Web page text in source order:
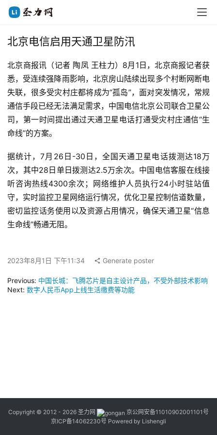
北京电信启用天通卫星防汛
北京商报讯（记者 陶凤 王柱力）8月1日，北京商报记者获
悉，受连续强降雨影响，北京房山陆续出现多个村断网断电
失联，很多受灾村庄都将成为“孤岛”，面对突发情况，常规
通信手段已经无法满足需求，中国电信北京公司联合卫星公
司，第一时间提出通过天通卫星电话打通受灾村庄通信“生
命线”的方案。
据统计，7月26日-30日，全国天通卫星电话拨测达18万
次，其中28日单日拨测达2.5万余次。中国电信客服在线接
听咨询热线4300余次；网络维护人员执行24小时驻站值
守，实时监控卫星网络运行情况，优化卫星控制信道数量，
密切监控话务使用以及资源占用情况，确保天通卫星“信息
生命线”畅通无阻。
2023年8月1日 下午11:34 Generate poster
Previous: 中国长城：飞腾芯片是自主设计产品，不受外部技术影响
Next: 数字人民币App上线生活缴费等功能
Copyright © 2012 - 2026 圣力网
京公网安备11010902001101号
京ICP备14062230号 Powered by Lishengli